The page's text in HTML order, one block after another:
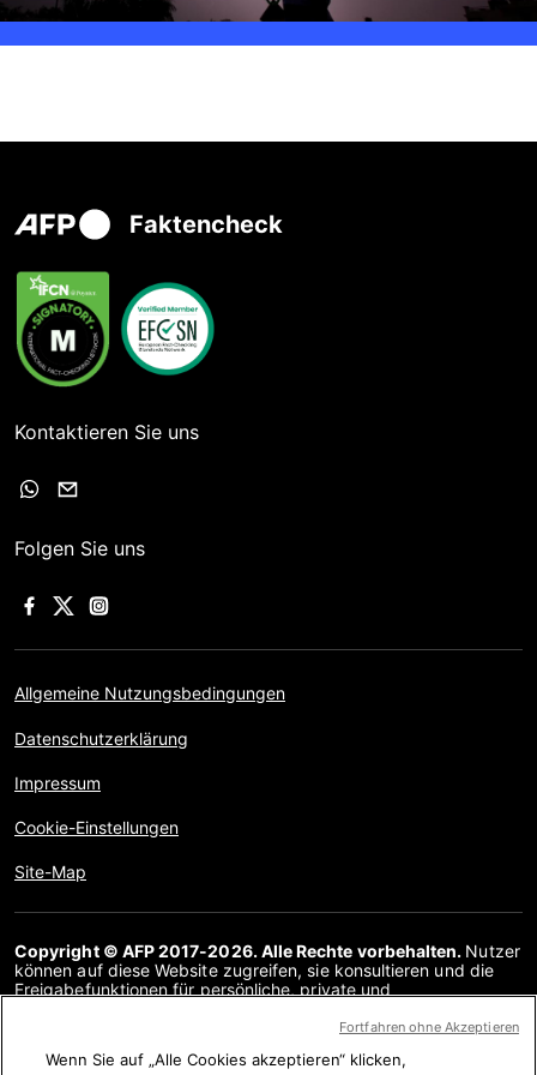
Faktencheck
Kontaktieren Sie uns
Folgen Sie uns
Allgemeine Nutzungsbedingungen
Datenschutzerklärung
Impressum
Cookie-Einstellungen
Site-Map
Copyright © AFP 2017-2026. Alle Rechte vorbehalten. Nutzer
können auf diese Website zugreifen, sie konsultieren und die
Freigabefunktionen für persönliche, private und
insbesondere jegliche Vervielfältigung, Kommunikation mit der
oder teilweise, für einen anderen Zweck und/oder auf andere
Wenn Sie auf „Alle Cookies akzeptieren“ klicken,
Fortfahren ohne Akzeptieren